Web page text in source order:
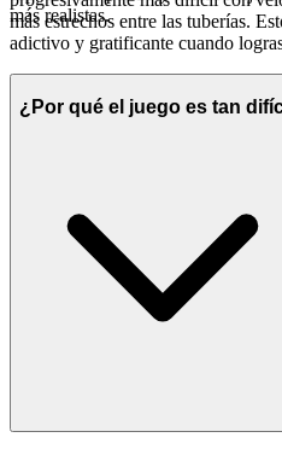
más realistas.
más estrechos entre las tuberías.
adictivo y gratificante cuando
¿Por qué el juego es tan